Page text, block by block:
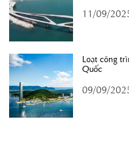
11/09/
Loạt công
Quốc
09/09/